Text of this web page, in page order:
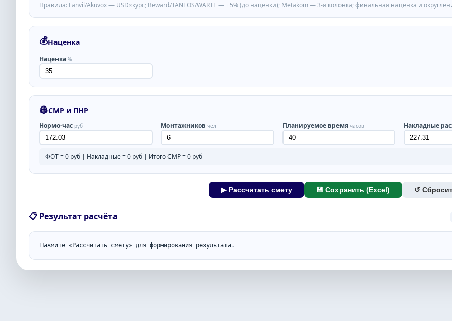
Правила: Fanvil/Akuvox — USD×курс; Beward/TANTOS/WARTE — +5% (до наценки); Metakom — 3‑я колонка; финальная наценка и
💰Наценка
Наценка %
👷СМР и ПНР
Нормо-час руб Монтажников чел Планируемое время часов Накладные
ФОТ =0 руб | Накладные =0 руб | Итого СМР =0 руб
▶ Рассчитать смету 💾 Сохранить (Excel) ↺
📋 Результат расчёта
Нажмите «Рассчитать смету» для формирования результата.